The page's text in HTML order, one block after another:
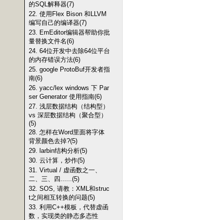
的SQL解释器(7)
22. 使用Flex Bison 和LLVM
编写自己的编译器(7)
23. EmEditor编辑器帮助你批
量替换文件名(6)
24. 64位开发中去除64位平台
的内存错误方法(6)
25. google ProtoBuf开发者指
南(6)
26. yacc/lex windows 下 Par
ser Generator 使用指南(6)
27. 浅层数据结构（结构型）
vs 深层数据结构（聚合型）
(5)
28. 怎样在Word里面将字体
背景颜色去掉?(5)
29. larbin结构分析(5)
30. 云计算，炒作(5)
31. Virtual / 虚函数之一、
二、三、四......(5)
32. SOS, 请教：XML和struc
t之间相互转换的问题(5)
33. 利用C++模板，代替虚函
数，实现类的静态多态性